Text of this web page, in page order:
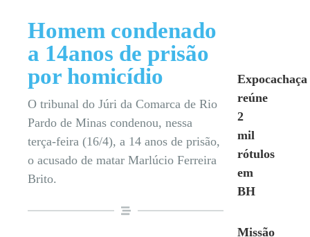
Homem condenado
a 14anos de prisão
por homicídio
O tribunal do Júri da Comarca de Rio
Pardo de Minas condenou, nessa
terça-feira (16/4), a 14 anos de prisão,
o acusado de matar Marlúcio Ferreira
Brito.
Expocachaça
reúne
2
mil
rótulos
em
BH
Missão